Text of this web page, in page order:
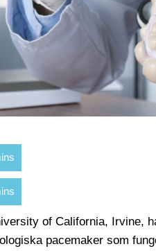
of California, Irvine,
pacemaker som